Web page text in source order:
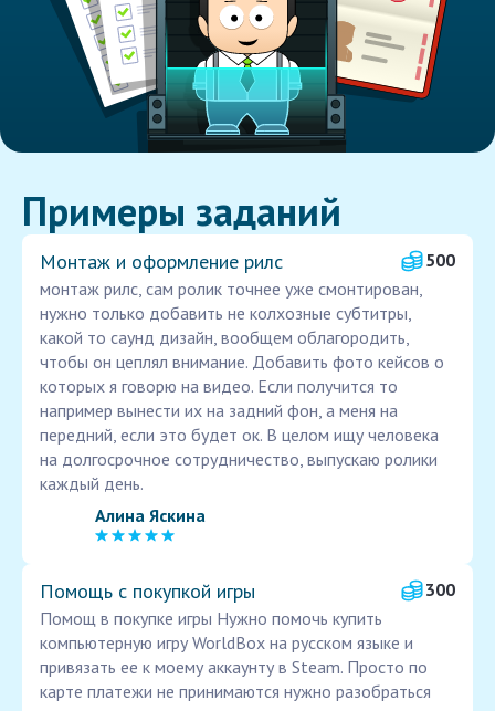
Примеры заданий
Монтаж и оформление рилс
500
монтаж рилс, сам ролик точнее уже смонтирован,
нужно только добавить не колхозные субтитры,
какой то саунд дизайн, вообщем облагородить,
чтобы он цеплял внимание. Добавить фото кейсов о
которых я говорю на видео. Если получится то
например вынести их на задний фон, а меня на
передний, если это будет ок. В целом ищу человека
на долгосрочное сотрудничество, выпускаю ролики
каждый день.
Алина Яскина
Помощь с покупкой игры
300
Помощ в покупке игры Нужно помочь купить
компьютерную игру WorldBox на русском языке и
привязать ее к моему аккаунту в Steam. Просто по
карте платежи не принимаются нужно разобраться